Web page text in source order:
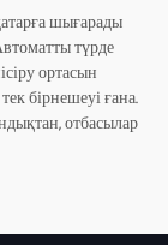
шығарады
түрде
ортасын
бірнешеуі ғана.
отбасылар